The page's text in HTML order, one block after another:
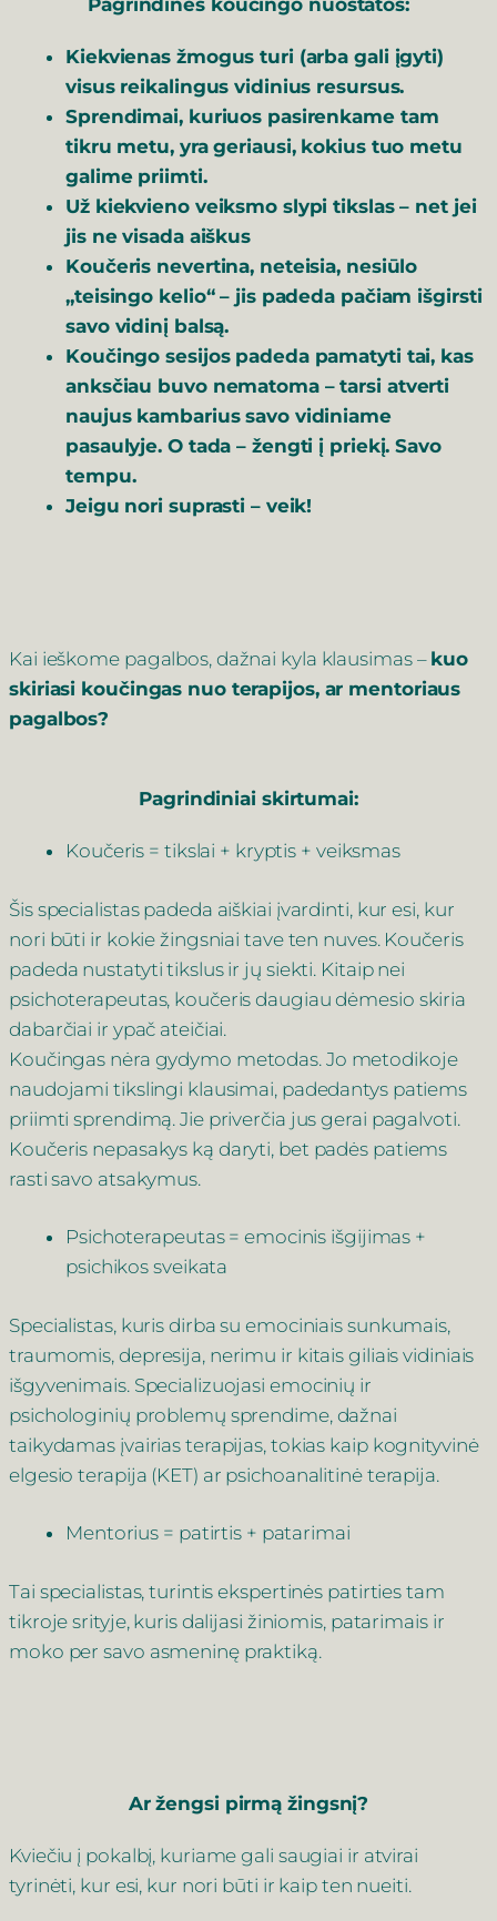
Pagrindinės koučingo nuostatos:
Kiekvienas žmogus turi (arba gali įgyti)
visus reikalingus vidinius resursus.
Sprendimai, kuriuos pasirenkame tam
tikru metu, yra geriausi, kokius tuo metu
galime priimti.
Už kiekvieno veiksmo slypi tikslas – net jei
jis ne visada aiškus
Koučeris nevertina, neteisia, nesiūlo
„teisingo kelio“ – jis padeda pačiam išgirsti
savo vidinį balsą.
Koučingo sesijos padeda pamatyti tai, kas
anksčiau buvo nematoma – tarsi atverti
naujus kambarius savo vidiniame
pasaulyje. O tada – žengti į priekį. Savo
tempu.
Jeigu nori suprasti – veik!
Kai ieškome pagalbos, dažnai kyla klausimas – kuo
skiriasi koučingas nuo terapijos, ar mentoriaus
pagalbos?
Pagrindiniai skirtumai:
Koučeris = tikslai + kryptis + veiksmas
Šis specialistas padeda aiškiai įvardinti, kur esi, kur
nori būti ir kokie žingsniai tave ten nuves. Koučeris
padeda nustatyti tikslus ir jų siekti. Kitaip nei
psichoterapeutas, koučeris daugiau dėmesio skiria
dabarčiai ir ypač ateičiai.
Koučingas nėra gydymo metodas. Jo metodikoje
naudojami tikslingi klausimai, padedantys patiems
priimti sprendimą. Jie priverčia jus gerai pagalvoti.
Koučeris nepasakys ką daryti, bet padės patiems
rasti savo atsakymus.
Psichoterapeutas = emocinis išgijimas +
psichikos sveikata
Specialistas, kuris dirba su emociniais sunkumais,
traumomis, depresija, nerimu ir kitais giliais vidiniais
išgyvenimais. Specializuojasi emocinių ir
psichologinių problemų sprendime, dažnai
taikydamas įvairias terapijas, tokias kaip kognityvinė
elgesio terapija (KET) ar psichoanalitinė terapija.
Mentorius = patirtis + patarimai
Tai specialistas, turintis ekspertinės patirties tam
tikroje srityje, kuris dalijasi žiniomis, patarimais ir
moko per savo asmeninę praktiką.
Ar žengsi pirmą žingsnį?
Kviečiu į pokalbį, kuriame gali saugiai ir atvirai
tyrinėti, kur esi, kur nori būti ir kaip ten nueiti.